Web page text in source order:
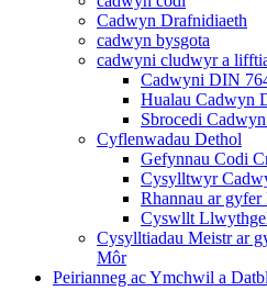
Cadwyn Drafnidiaeth
cadwyn bysgota
cadwyni cludwyr a
Cadwyni DIN
Hualau Cadwyn
Sbrocedi
Cyflenwadau Dethol
Gefynnau Codi
Cysylltwyr
Rhannau ar
Cyswllt
Cysylltiadau Meistr ar
Môr
Peirianneg ac Ymchwil a